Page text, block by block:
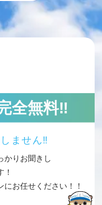
全無料‼︎
ません‼︎
かりお聞きし
お任せください！！